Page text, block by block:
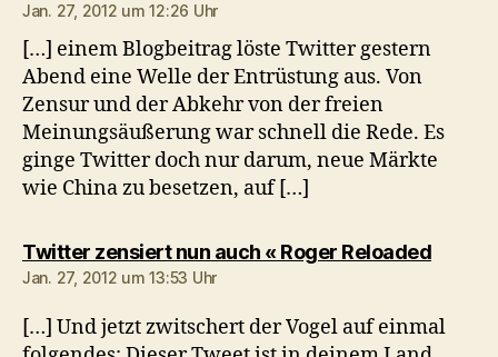
Jan. 27, 2012 um 12:26 Uhr
[…] einem Blogbeitrag löste Twitter gestern
Abend eine Welle der Entrüstung aus. Von
Zensur und der Abkehr von der freien
Meinungsäußerung war schnell die Rede. Es
ginge Twitter doch nur darum, neue Märkte
wie China zu besetzen, auf […]
Twitter zensiert nun auch « Roger Reloadedsagt:
Jan. 27, 2012 um 13:53 Uhr
[…] Und jetzt zwitschert der Vogel auf einmal